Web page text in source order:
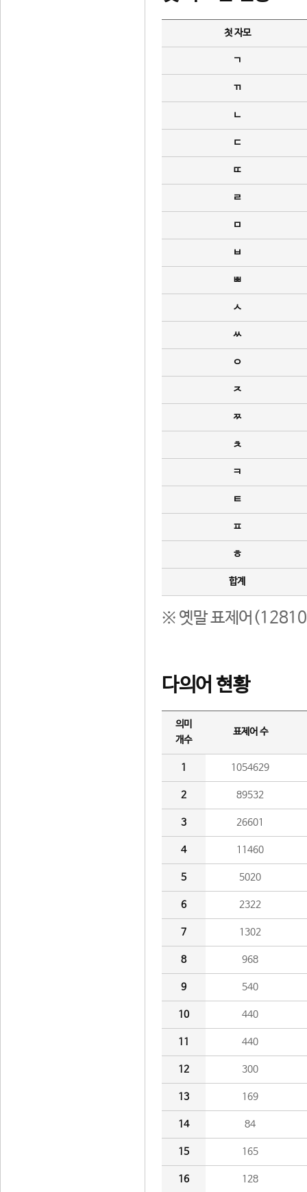
첫 자모
ㄱ
ㄲ
ㄴ
ㄷ
ㄸ
ㄹ
ㅁ
ㅂ
ㅃ
ㅅ
ㅆ
ㅇ
ㅈ
ㅉ
ㅊ
ㅋ
ㅌ
ㅍ
ㅎ
합계
※ 옛말 표제어(12810
다의어 현황
의미
개수
표제어 수
1 1054629
2 89532
3 26601
4 11460
5 5020
6 2322
7 1302
8 968
9 540
10 440
11 440
12 300
13 169
14 84
15 165
16 128